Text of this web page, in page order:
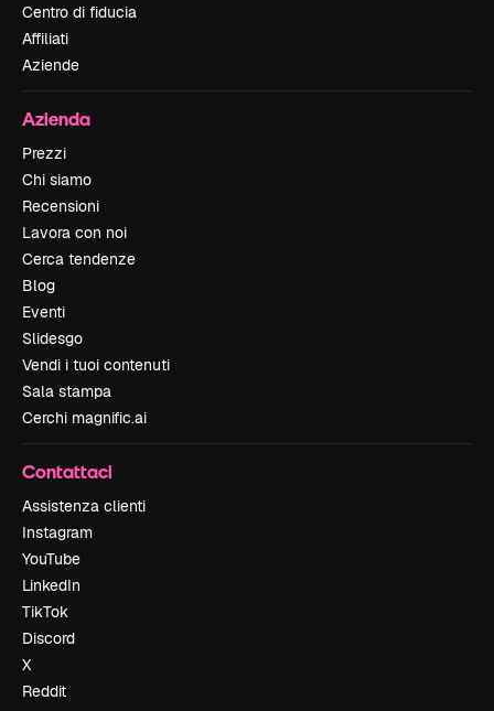
Centro di fiducia
Affiliati
Aziende
Azienda
Prezzi
Chi siamo
Recensioni
Lavora con noi
Cerca tendenze
Blog
Eventi
Slidesgo
Vendi i tuoi contenuti
Sala stampa
Cerchi magnific.ai
Contattaci
Assistenza clienti
Instagram
YouTube
LinkedIn
TikTok
Discord
X
Reddit